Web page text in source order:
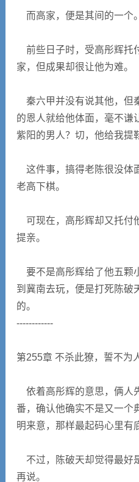
而高家，便是其间的一个。
前些日子时，受高彤辉托
家，但成果却很让他为难。
秦六甲并没有说其他，但
的恩人就给他体面，毫不谦
紫阳的男人？切，他给我提
这件事，搞得老陈很没体
老高下棋。
可现在，高彤辉却又托付
提亲。
要不是高彤辉给了他五颗
到冀南去玩，便是打死陈破
的。
------------
第255章 不杀此獠，誓不为
依着高彤辉的意思，俩人
番，确认他确实不是又一个
明来意，那样最起码心里有
不过，陈破天却觉得最好
再说。